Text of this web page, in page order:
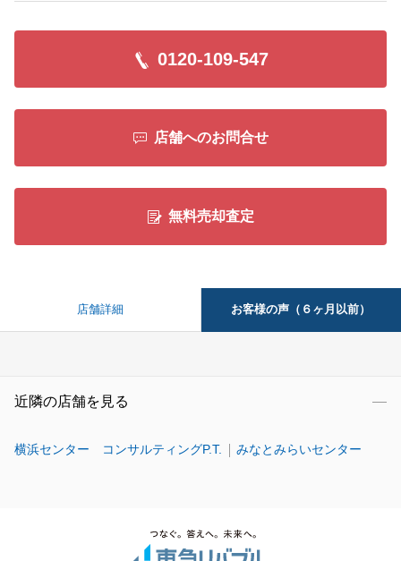
0120-109-547
店舗へのお問合せ
無料売却査定
店舗詳細 お客様の声（６ヶ月以前）
近隣の店舗を見る
横浜センター コンサルティングP.T. みなとみらいセンター